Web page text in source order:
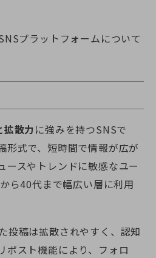
プラットフォームについて
拡散力に強みを持つSNSで
形式で、短時間で情報が広が
ースやトレンドに敏感なユー
ら40代まで幅広い層に利用
投稿は拡散されやすく、認知
ポスト機能により、フォロ